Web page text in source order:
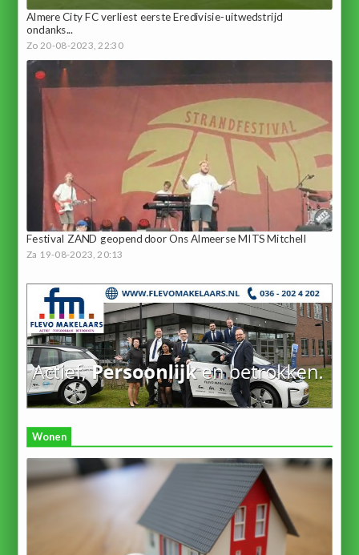
Almere City FC verliest eerste Eredivisie-uitwedstrijd
ondanks...
Zo 20-08-2023, 22:30
Festival ZAND geopend door Ons Almeerse MITS Mitchell
Za 19-08-2023, 20:13
Wonen